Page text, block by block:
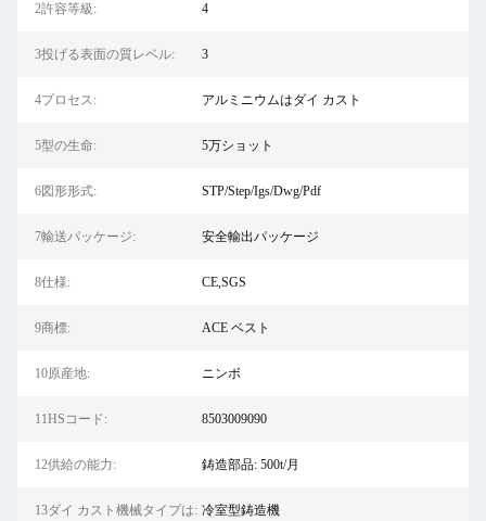
2許容等級: 4
3投げる表面の質レベル: 3
4プロセス: アルミニウムはダイ カスト
5型の生命: 5万ショット
6図形形式: STP/Step/Igs/Dwg/Pdf
7輸送パッケージ: 安全輸出パッケージ
8仕様: CE,SGS
9商標: ACE ベスト
10原産地: ニンボ
11HSコード: 8503009090
12供給の能力: 鋳造部品: 500t/月
13ダイ カスト機械タイプは: 冷室型鋳造機